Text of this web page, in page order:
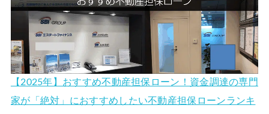
【2025年】おすすめ不動産担保ローン！資金調達の専門
家が「絶対」におすすめしたい不動産担保ローンランキ